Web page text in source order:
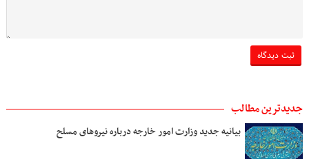
جدیدترین مطالب
بیانیه جدید وزارت امور خارجه درباره نیروهای مسلح